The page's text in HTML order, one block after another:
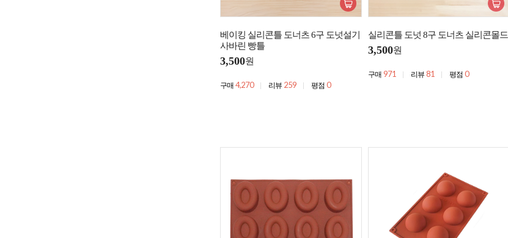
베이킹 실리콘틀 도너츠 6구 도넛설기
사바린 빵틀
3,500원
구매 4,270 리뷰 259 평점 0
실리콘틀 도넛 8구 도너츠 실리콘몰드
3,500원
구매 971 리뷰 81 평점 0